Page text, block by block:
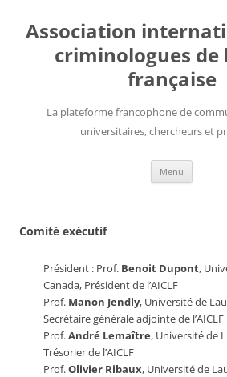
contenu
Association
criminologues de
française
La plateforme francophone de
universitaires, chercheurs et
Menu
Comité exécutif
Président : Prof. Benoit Dupont,
Canada, Président de l’AICLF
Prof. Manon Jendly, Université de
Secrétaire générale adjointe de l’AICLF
Prof.André Lemaître, Université de
Trésorier de l’AICLF
Prof.Olivier Ribaux, Université de